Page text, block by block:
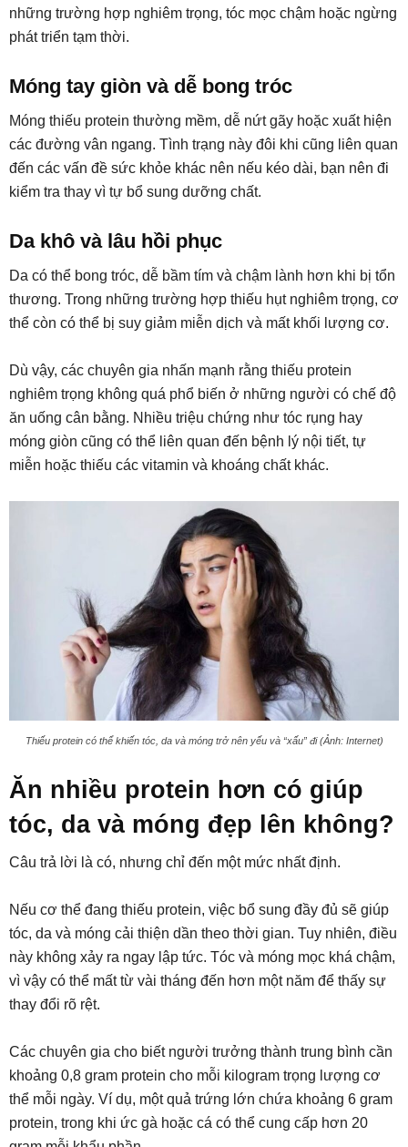
những trường hợp nghiêm trọng, tóc mọc chậm hoặc ngừng
phát triển tạm thời.
Móng tay giòn và dễ bong tróc
Móng thiếu protein thường mềm, dễ nứt gãy hoặc xuất hiện
các đường vân ngang. Tình trạng này đôi khi cũng liên quan
đến các vấn đề sức khỏe khác nên nếu kéo dài, bạn nên đi
kiểm tra thay vì tự bổ sung dưỡng chất.
Da khô và lâu hồi phục
Da có thể bong tróc, dễ bầm tím và chậm lành hơn khi bị tổn
thương. Trong những trường hợp thiếu hụt nghiêm trọng, cơ
thể còn có thể bị suy giảm miễn dịch và mất khối lượng cơ.
Dù vậy, các chuyên gia nhấn mạnh rằng thiếu protein
nghiêm trọng không quá phổ biến ở những người có chế độ
ăn uống cân bằng. Nhiều triệu chứng như tóc rụng hay
móng giòn cũng có thể liên quan đến bệnh lý nội tiết, tự
miễn hoặc thiếu các vitamin và khoáng chất khác.
Thiếu protein có thể khiến tóc, da và móng trở nên yếu và “xấu” đi (Ảnh: Internet)
Ăn nhiều protein hơn có giúp
tóc, da và móng đẹp lên không?
Câu trả lời là có, nhưng chỉ đến một mức nhất định.
Nếu cơ thể đang thiếu protein, việc bổ sung đầy đủ sẽ giúp
tóc, da và móng cải thiện dần theo thời gian. Tuy nhiên, điều
này không xảy ra ngay lập tức. Tóc và móng mọc khá chậm,
vì vậy có thể mất từ vài tháng đến hơn một năm để thấy sự
thay đổi rõ rệt.
Các chuyên gia cho biết người trưởng thành trung bình cần
khoảng 0,8 gram protein cho mỗi kilogram trọng lượng cơ
thể mỗi ngày. Ví dụ, một quả trứng lớn chứa khoảng 6 gram
protein, trong khi ức gà hoặc cá có thể cung cấp hơn 20